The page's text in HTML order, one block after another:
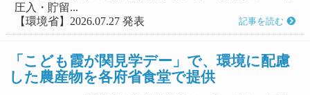
圧入・貯留...
【環境省】2026.07.27 発表
記事を読む
「こども霞が関見学デー」で、環境に配慮
した農産物を各府省食堂で提供